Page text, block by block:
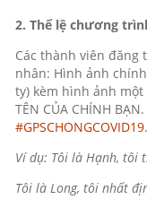
2. Thể lệ chương
Các thành viên đăng
nhân: Hình ảnh
ty) kèm hình ảnh một
TÊN CỦA CHÍNH
#GPSCHONGCOVID19.
Ví dụ: Tôi là Hạnh, tôi
Tôi là Long, tôi nhất